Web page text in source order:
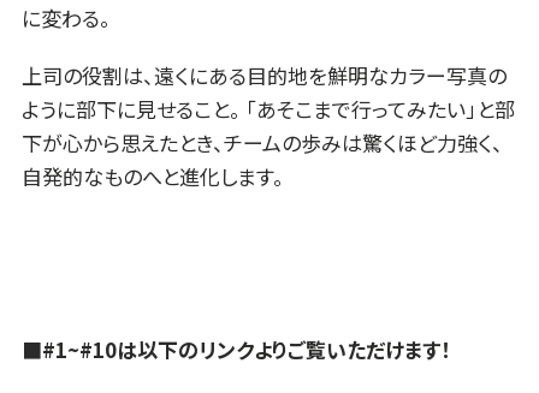
に変わる。
上司の役割は、遠くにある目的地を鮮明なカラー写真の
ように部下に見せること。 「あそこまで行ってみたい」と部
下が心から思えたとき、チームの歩みは驚くほど力強く、
自発的なものへと進化します。
■#1~#10は以下のリンクよりご覧いただけます！